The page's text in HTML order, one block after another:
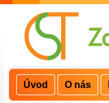
Úvod O nás